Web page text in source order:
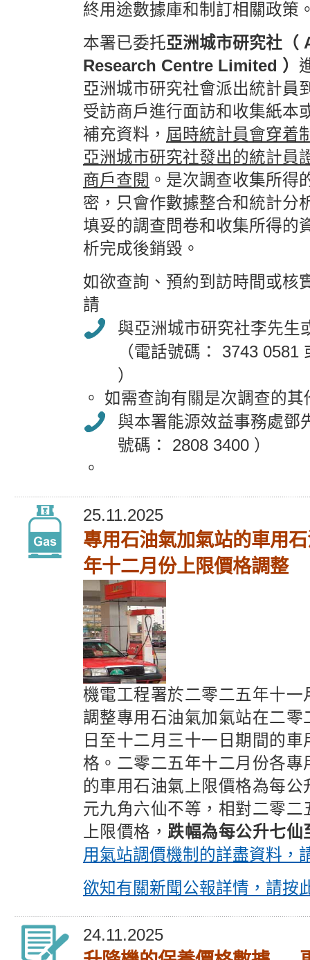
終用途數據庫和制訂相關政策
本署已委托亞洲城市研究社（
Research Centre Limited ）
亞洲城市研究社會派出統計員
受訪商戶進行面訪和收集紙本
補充資料， 屆時統計員會穿着
亞洲城市研究社發出的統計員
商戶查閱 。是次調查收集所得
密，只會作數據整合和統計分
填妥的調查問卷和收集所得的
析完成後銷毀。
如欲查詢、預約到訪時間或核
請
與亞洲城市研究社李先生
（電話號碼： 3743 0581
）
。 如需查詢有關是次調查的
與本署能源效益事務處鄧
號碼： 2808 3400 ）
。
25.11.2025
專用石油氣加氣站的車用
年十二月份上限價格調整
機電工程署於二零二五年十一
調整專用石油氣加氣站在二零
日至十二月三十一日期間的
格。二零二五年十二月份各專
的車用石油氣上限價格為每公
元九角六仙不等，相對二零二
上限價格， 跌幅為每公升七仙
用氣站調價機制的詳盡資料，
欲知有關新聞公報詳情，請按
24.11.2025